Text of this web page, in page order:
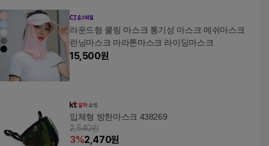
라운드형 쿨링 마스크 통기성 마스크 메쉬마스크
런닝마스크 마라톤마스크 라이딩마스크
15,500원
입체형 방한마스크 438269
2,540원
3%2,470원